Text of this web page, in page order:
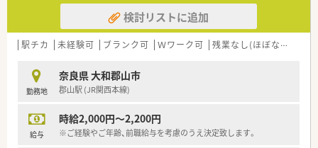
検討リストに追加
駅チカ 未経験可 ブランク可 Ｗワーク可 残業なし(ほぼなし含む)
勤務地
奈良県 大和郡山市
郡山駅 (JR関西本線)
給与
時給2,000円～2,200円
※ご経験やご年齢、前職給与を考慮のうえ決定致します。